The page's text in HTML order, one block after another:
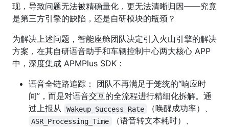
现，导致问题无法被精确量化，更无法清晰归因——究竟
是第三方引擎的缺陷，还是自研模块的瓶颈？
为解决上述问题，智能座舱团队决定引入火山引擎的解决
方案，在其自研语音助手和车辆控制中心两大核心 APP
中，深度集成 APMPlus SDK：
语音全链路追踪： 团队不再满足于笼统的“响应时
间”，而是对语音交互的全流程进行精细化拆解。通
过上报从
Wakeup_Success_Rate （唤醒成功率）、
ASR_Processing_Time （语音转文本耗时）、